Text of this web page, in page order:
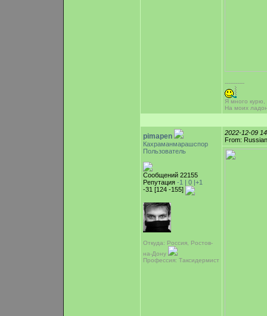
-----------
Я много курю,
На моих
pimapen
Кахраманмарашспор
Пользователь
Сообщений 22155
Репутация -1 | 0 |+1
-31 [124 -155]
Откуда: Россия, Ростов-
на-Дону
Профессия: Таксидермист
2022-12-09
From: